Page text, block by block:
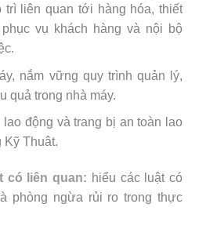
trì liên quan tới hàng hóa, thiết
vụ khách hàng và nội bộ
nắm vững quy trình quản lý,
quả trong nhà máy.
động và trang bị an toàn lao
Kỹ Thuât.
có liên quan: hiểu các luật có
phòng ngừa rủi ro trong thực